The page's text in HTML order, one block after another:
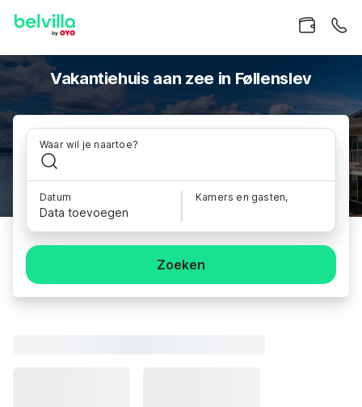
Vakantiehuis aan zee in Føllenslev
Waar wil je naartoe?
Datum
Data toevoegen
Kamers en gasten,
Zoeken